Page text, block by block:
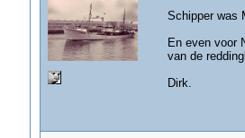
Schipper was
En even voor
van de
Dirk.